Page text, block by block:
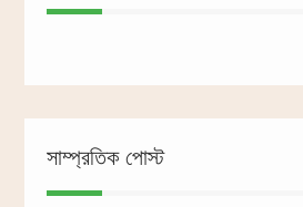
সাম্প্রতিক পোস্ট